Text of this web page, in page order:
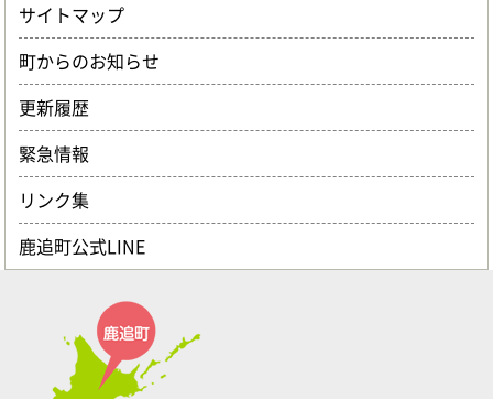
サイトマップ
町からのお知らせ
更新履歴
緊急情報
リンク集
鹿追町公式LINE